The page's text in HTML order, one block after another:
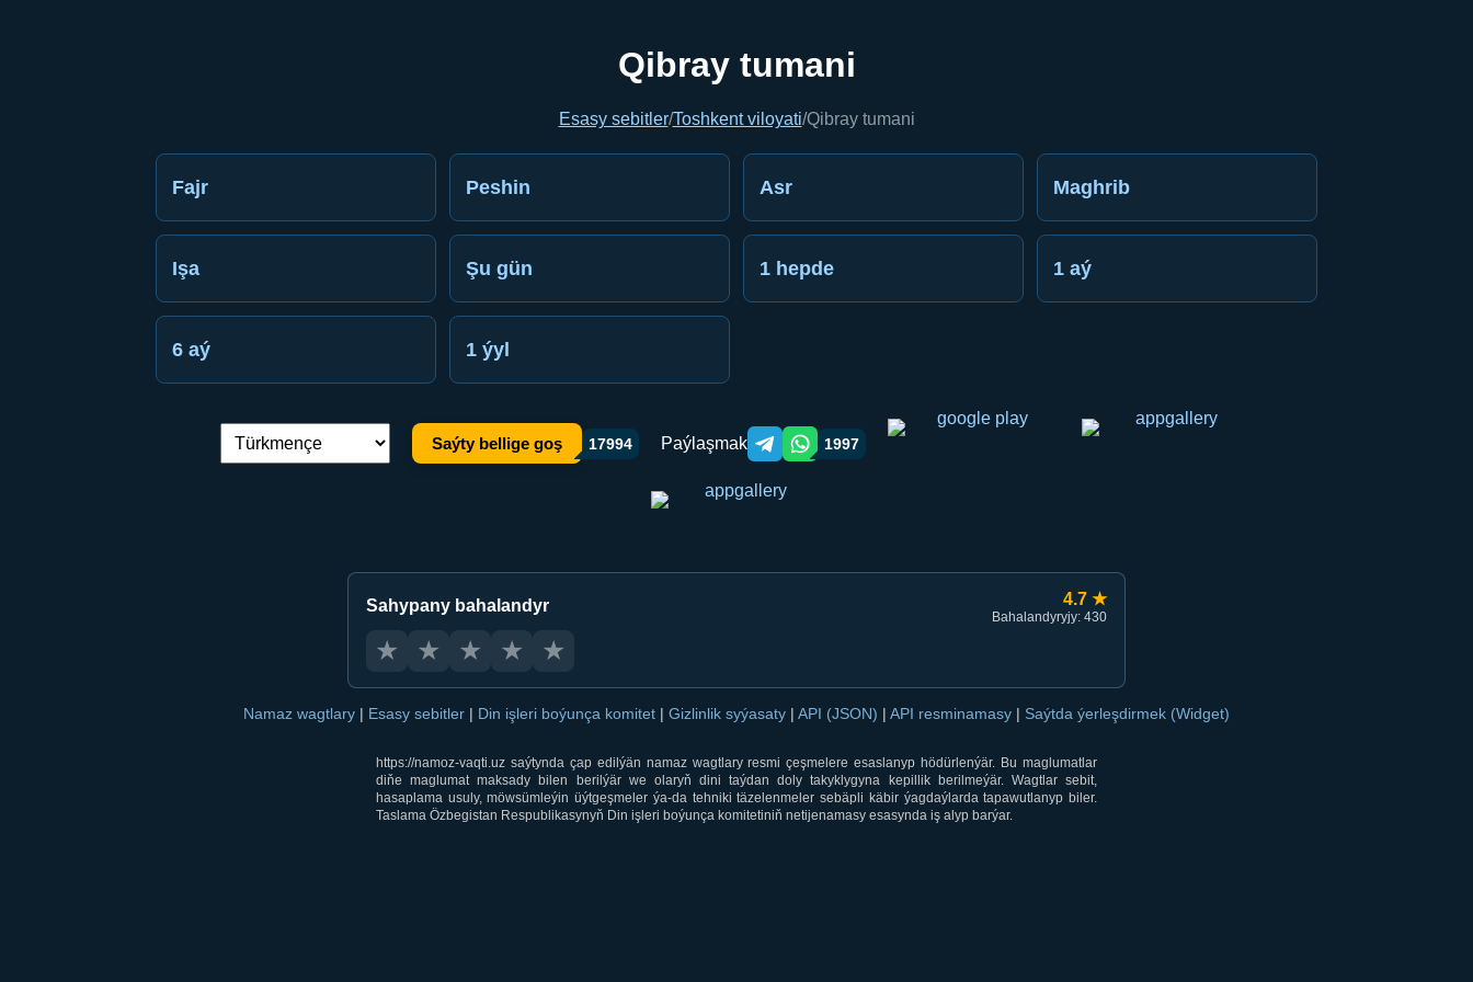
Qibray tumani
Esasy sebitler/Toshkent viloyati/Qibray tumani
Fajr Peshin Asr Maghrib
Işa Şu gün 1 hepde 1 aý
6 aý 1 ýyl
Dil çalşyryş: Saýty bellige goş 17994 Paýlaşmak Telegram orqali ulashish
WhatsApp orqali ulashish
1997
Sahypany bahalandyr 4.7 ★
Bahalandyryjy: 430
★ ★ ★ ★ ★
Namaz wagtlary | Esasy sebitler | Din işleri boýunça komitet | Gizlinlik syýasaty | API (JSON) | API resminamasy | Saýtda ýerleşdirmek (Widget)
https://namoz-vaqti.uz saýtynda çap edilýän namaz wagtlary resmi çeşmelere esaslanyp hödürlenýär. Bu maglumatlar
diňe maglumat maksady bilen berilýär we olaryň dini taýdan doly takyklygyna kepillik berilmeýär. Wagtlar sebit,
hasaplama usuly, möwsümleýin üýtgeşmeler ýa-da tehniki täzelenmeler sebäpli käbir ýagdaýlarda tapawutlanyp biler.
Taslama Özbegistan Respublikasynyň Din işleri boýunça komitetiniň netijenamasy esasynda iş alyp barýar.